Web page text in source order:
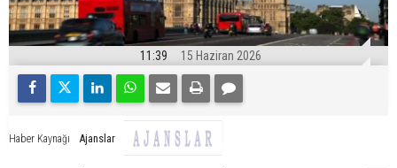
11:39 15 Haziran 2026
Haber Kaynağı Ajanslar